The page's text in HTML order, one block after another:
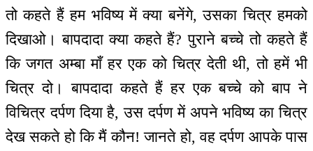
तो कहते हैं हम भविष्य में क्या बनेंगे, उसका चित्र हमको
दिखाओ। बापदादा क्या कहते हैं? पुराने बच्चे तो कहते हैं
कि जगत अम्बा माँ हर एक को चित्र देती थी, तो हमें भी
चित्र दो। बापदादा कहते हैं हर एक बच्चे को बाप ने
विचित्र दर्पण दिया है, उस दर्पण में अपने भविष्य का चित्र
देख सकते हो कि मैं कौन! जानते हो, वह दर्पण आपके पास